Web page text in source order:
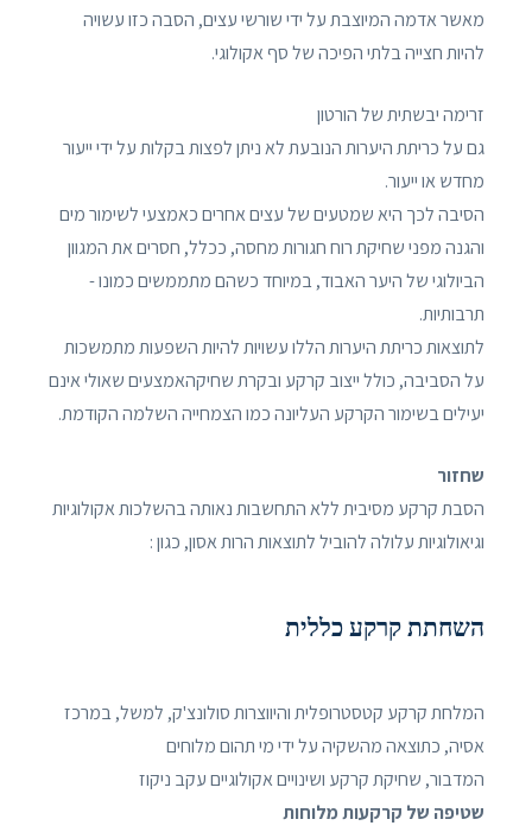
מאשר אדמה המיוצבת על ידי שורשי עצים, הסבה כזו עשויה
להיות חצייה בלתי הפיכה של סף אקולוגי.
זרימה יבשתית של הורטון
גם על כריתת היערות הנובעת לא ניתן לפצות בקלות על ידי ייעור
מחדש או ייעור.
הסיבה לכך היא שמטעים של עצים אחרים כאמצעי לשימור מים
והגנה מפני שחיקת רוח חגורות מחסה, ככלל, חסרים את המגוון
הביולוגי של היער האבוד, במיוחד כשהם מתממשים כמונו -
תרבותיות.
לתוצאות כריתת היערות הללו עשויות להיות השפעות מתמשכות
על הסביבה, כולל ייצוב קרקע ובקרת שחיקהאמצעים שאולי אינם
יעילים בשימור הקרקע העליונה כמו הצמחייה השלמה הקודמת.
שחזור
הסבת קרקע מסיבית ללא התחשבות נאותה בהשלכות אקולוגיות
וגיאולוגיות עלולה להוביל לתוצאות הרות אסון, כגון :
השחתת קרקע כללית
המלחת קרקע קטסטרופלית והיווצרות סולונצ'ק, למשל, במרכז
אסיה, כתוצאה מהשקיה על ידי מי תהום מלוחים
המדבור, שחיקת קרקע ושינויים אקולוגיים עקב ניקוז
שטיפה של קרקעות מלוחות